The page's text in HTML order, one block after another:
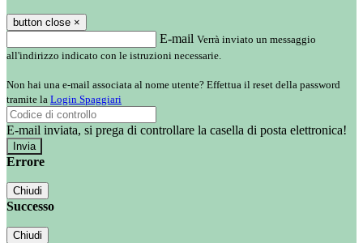
button close ×
E-mail Verrà inviato un messaggio
all'indirizzo indicato con le istruzioni necessarie.
Non hai una e-mail associata al nome utente? Effettua il reset della password
tramite la Login Spaggiari
E-mail inviata, si prega di controllare la casella di posta elettronica!
Errore
Chiudi
Successo
Chiudi